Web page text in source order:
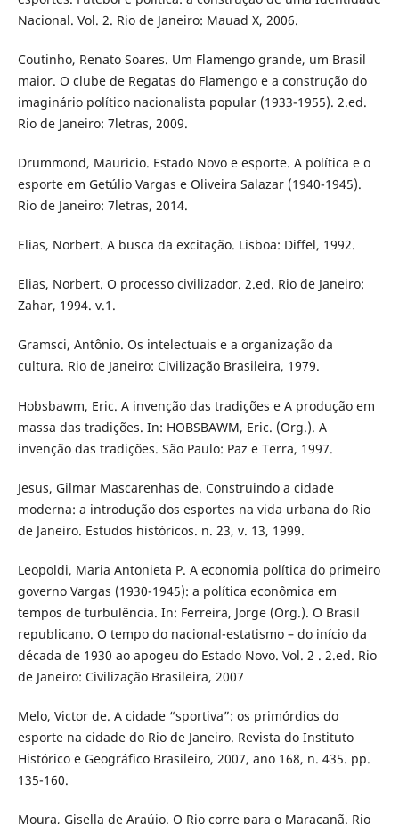
Nacional. Vol. 2. Rio de Janeiro: Mauad X, 2006.
Coutinho, Renato Soares. Um Flamengo grande, um Brasil
maior. O clube de Regatas do Flamengo e a construção do
imaginário político nacionalista popular (1933-1955). 2.ed.
Rio de Janeiro: 7letras, 2009.
Drummond, Mauricio. Estado Novo e esporte. A política e o
esporte em Getúlio Vargas e Oliveira Salazar (1940-1945).
Rio de Janeiro: 7letras, 2014.
Elias, Norbert. A busca da excitação. Lisboa: Diffel, 1992.
Elias, Norbert. O processo civilizador. 2.ed. Rio de Janeiro:
Zahar, 1994. v.1.
Gramsci, Antônio. Os intelectuais e a organização da
cultura. Rio de Janeiro: Civilização Brasileira, 1979.
Hobsbawm, Eric. A invenção das tradições e A produção em
massa das tradições. In: HOBSBAWM, Eric. (Org.). A
invenção das tradições. São Paulo: Paz e Terra, 1997.
Jesus, Gilmar Mascarenhas de. Construindo a cidade
moderna: a introdução dos esportes na vida urbana do Rio
de Janeiro. Estudos históricos. n. 23, v. 13, 1999.
Leopoldi, Maria Antonieta P. A economia política do primeiro
governo Vargas (1930-1945): a política econômica em
tempos de turbulência. In: Ferreira, Jorge (Org.). O Brasil
republicano. O tempo do nacional-estatismo – do início da
década de 1930 ao apogeu do Estado Novo. Vol. 2 . 2.ed. Rio
de Janeiro: Civilização Brasileira, 2007
Melo, Victor de. A cidade “sportiva”: os primórdios do
esporte na cidade do Rio de Janeiro. Revista do Instituto
Histórico e Geográfico Brasileiro, 2007, ano 168, n. 435. pp.
135-160.
Moura, Gisella de Araújo. O Rio corre para o Maracanã. Rio